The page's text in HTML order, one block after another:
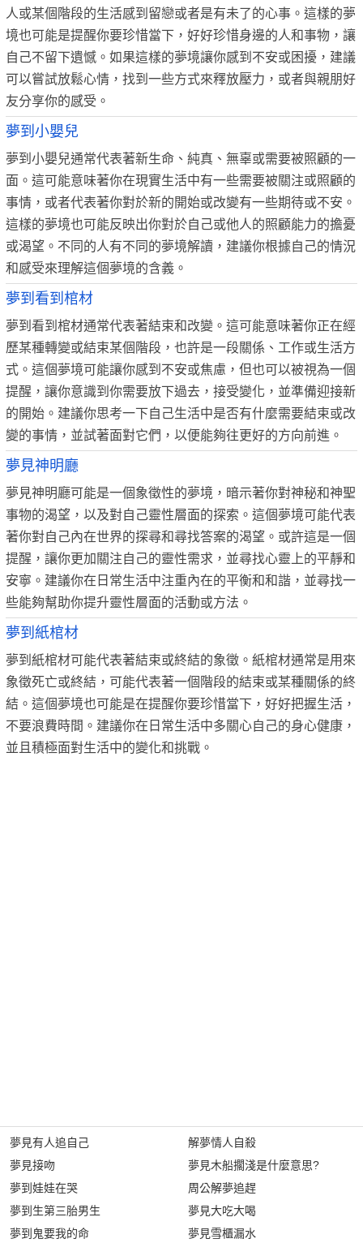
人或某個階段的生活感到留戀或者是有未了的心事。這樣的夢
境也可能是提醒你要珍惜當下，好好珍惜身邊的人和事物，讓
自己不留下遺憾。如果這樣的夢境讓你感到不安或困擾，建議
可以嘗試放鬆心情，找到一些方式來釋放壓力，或者與親朋好
友分享你的感受。
夢到小嬰兒
夢到小嬰兒通常代表著新生命、純真、無辜或需要被照顧的一
面。這可能意味著你在現實生活中有一些需要被關注或照顧的
事情，或者代表著你對於新的開始或改變有一些期待或不安。
這樣的夢境也可能反映出你對於自己或他人的照顧能力的擔憂
或渴望。不同的人有不同的夢境解讀，建議你根據自己的情況
和感受來理解這個夢境的含義。
夢到看到棺材
夢到看到棺材通常代表著結束和改變。這可能意味著你正在經
歷某種轉變或結束某個階段，也許是一段關係、工作或生活方
式。這個夢境可能讓你感到不安或焦慮，但也可以被視為一個
提醒，讓你意識到你需要放下過去，接受變化，並準備迎接新
的開始。建議你思考一下自己生活中是否有什麼需要結束或改
變的事情，並試著面對它們，以便能夠往更好的方向前進。
夢見神明廳
夢見神明廳可能是一個象徵性的夢境，暗示著你對神秘和神聖
事物的渴望，以及對自己靈性層面的探索。這個夢境可能代表
著你對自己內在世界的探尋和尋找答案的渴望。或許這是一個
提醒，讓你更加關注自己的靈性需求，並尋找心靈上的平靜和
安寧。建議你在日常生活中注重內在的平衡和和諧，並尋找一
些能夠幫助你提升靈性層面的活動或方法。
夢到紙棺材
夢到紙棺材可能代表著結束或終結的象徵。紙棺材通常是用來
象徵死亡或終結，可能代表著一個階段的結束或某種關係的終
結。這個夢境也可能是在提醒你要珍惜當下，好好把握生活，
不要浪費時間。建議你在日常生活中多關心自己的身心健康，
並且積極面對生活中的變化和挑戰。
夢見有人追自己
夢見接吻
夢到娃娃在哭
夢到生第三胎男生
夢到鬼要我的命
解夢情人自殺
夢見木船擱淺是什麼意思?
周公解夢追趕
夢見大吃大喝
夢見雪櫃漏水